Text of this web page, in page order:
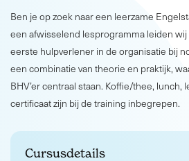
Ben je op zoek naar een leerzame
een afwisselend lesprogramma leiden
eerste hulpverlener in de organisatie bij
een combinatie van theorie en praktijk,
BHV’er centraal staan. Koffie/thee, lunch,
certificaat zijn bij de training inbegrepen.
Cursusdetails